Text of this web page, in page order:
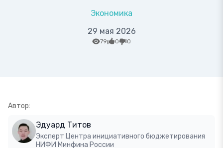
Экономика
29 мая 2026
79 0 0
Автор:
Эдуард Титов
Эксперт Центра инициативного бюджетирования
НИФИ Минфина России